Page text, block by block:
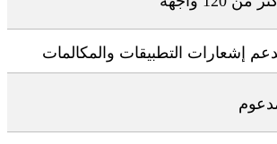
إشعارات التطبيقات والمكالمات